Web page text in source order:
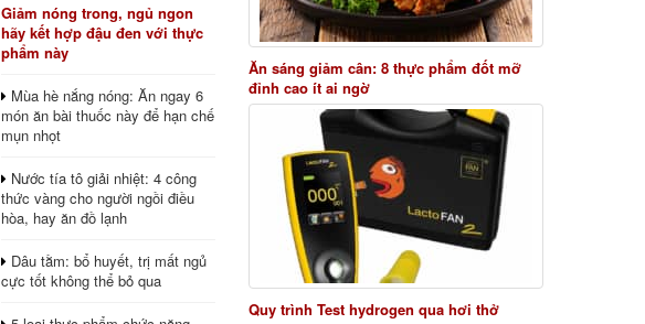
Giảm nóng trong, ngủ ngon
hãy kết hợp đậu đen với thực
phẩm này
Mùa hè nắng nóng: Ăn ngay 6
món ăn bài thuốc này để hạn chế
mụn nhọt
Nước tía tô giải nhiệt: 4 công
thức vàng cho người ngồi điều
hòa, hay ăn đồ lạnh
Dâu tằm: bổ huyết, trị mất ngủ
cực tốt không thể bỏ qua
Ăn sáng giảm cân: 8 thực phẩm đốt mỡ
đỉnh cao ít ai ngờ
Quy trình Test hydrogen qua hơi thở